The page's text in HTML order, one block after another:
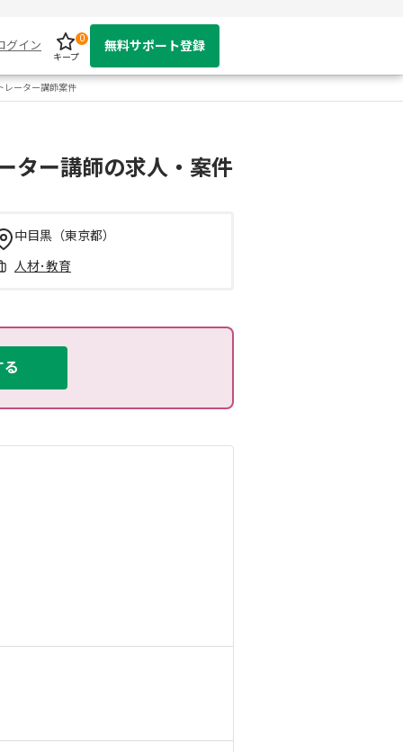
グイン
キープ
0
無料サポート登録
レーター講師案件
ター講師の求人・案件
中目黒（東京都）
人材･教育